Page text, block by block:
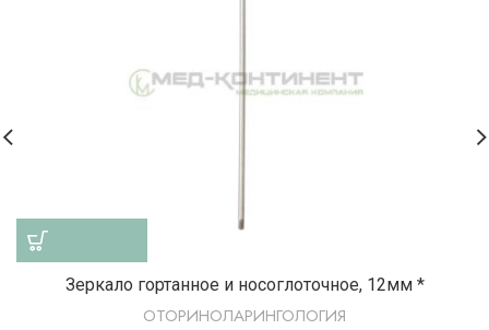
Зеркало гортанное и носоглоточное, 12мм *
ОТОРИНОЛАРИНГОЛОГИЯ